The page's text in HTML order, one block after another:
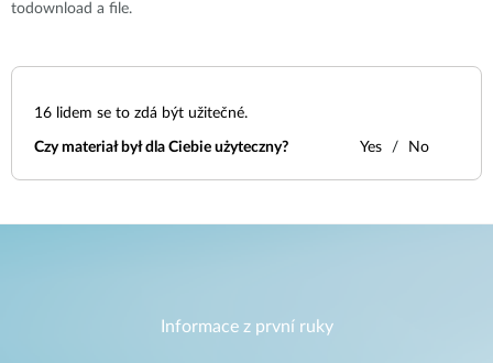
todownload a file.
16 lidem se to zdá být užitečné.
Czy materiał był dla Ciebie użyteczny? Yes No
Informace z první ruky